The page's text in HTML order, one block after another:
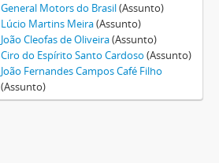
General Motors do Brasil(Assunto)
Lúcio Martins Meira(Assunto)
João Cleofas de Oliveira(Assunto)
Ciro do Espírito Santo Cardoso (Assunto)
João Fernandes Campos Café Filho
(Assunto)